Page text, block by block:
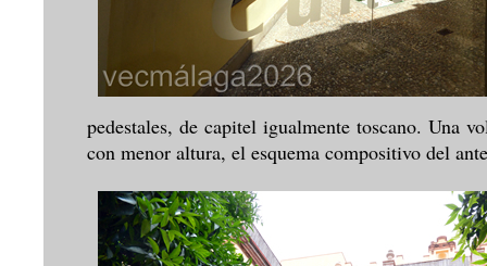
pedestales, de capitel igualmente toscano. Una
con menor altura, el esquema compositivo del